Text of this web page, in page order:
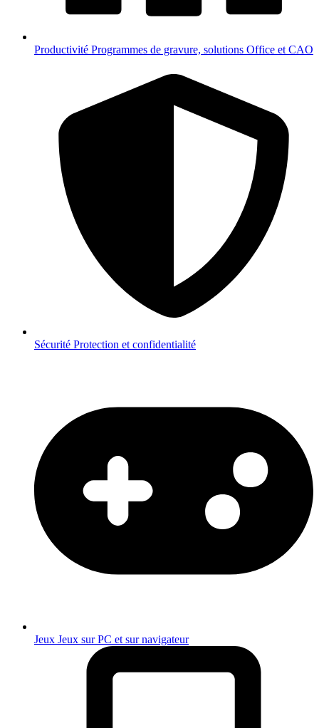
Productivité Programmes de gravure, solutions Office et CAO
Sécurité Protection et confidentialité
Jeux Jeux sur PC et sur navigateur